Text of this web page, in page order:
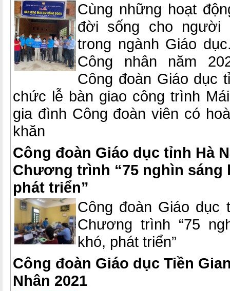
Cùng những hoạt
đời sống cho người
trong ngành Giáo
Công nhân năm
Công đoàn Giáo dục
chức lễ bàn giao công trình
gia đình Công đoàn viên có
khăn
Công đoàn Giáo dục tỉnh Hà
Chương trình “75 nghìn sáng
phát triển”
Công đoàn Giáo dục
Chương trình “75
khó, phát triển”
Công đoàn Giáo dục Tiền
Nhân 2021